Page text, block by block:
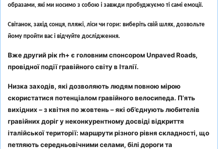
образами, які ми носимо з собою і завжди пробуджуємо ті самі емоції.
Світанок, захід сонця, пляжі, ліси чи гори: виберіть свій шлях, дозвольте
йому пройти вас і відчуйте дослідження.
Вже другий рік rh+ є головним спонсором Unpaved Roads,
провідної події гравійного світу в Італії.
Низка заходів, які дозволяють людям повною мірою
скористатися потенціалом гравійного велосипеда. П’ять
вихідних – з квітня по жовтень – які об’єднують любителів
гравійних доріг у неконкурентному досвіді відкриття
італійської території: маршрути різного рівня складності, що
петляють середньовічними селами, білі дороги та